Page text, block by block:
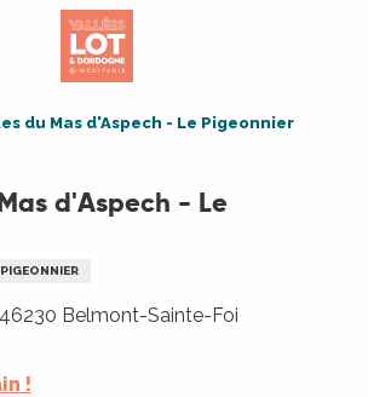
du Mas d'Aspech - Le Pigeonnier
d'Aspech - Le
PIGEONNIER
Belmont-Sainte-Foi
!